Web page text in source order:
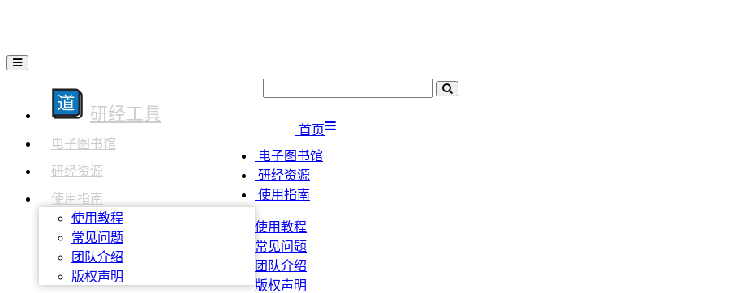
研经工具
电子图书馆
研经资源
使用指南
使用教程
常见问题
团队介绍
版权声明
首页
电子图书馆
研经资源
使用指南
使用教程
常见问题
团队介绍
版权声明